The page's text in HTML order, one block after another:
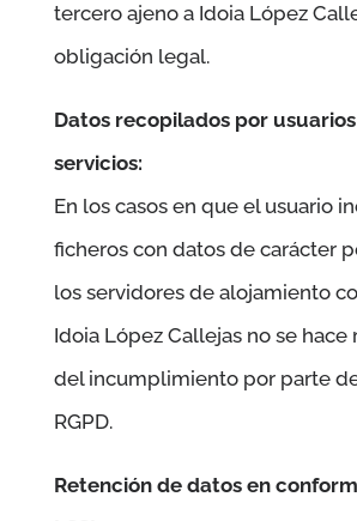
tercero ajeno a Idoia López
obligación legal.
Datos recopilados por
servicios:
En los casos en que el usuario
ficheros con datos de carácter
los servidores de alojamiento
Idoia López Callejasno se hace
del incumplimiento por parte
RGPD.
Retención de datos en